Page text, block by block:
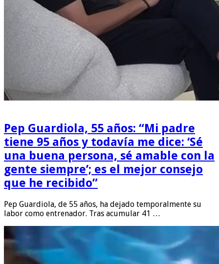
Pep Guardiola, 55 años: “Mi padre
tiene 95 años y todavía me dice: ‘Sé
una buena persona, sé amable con la
gente siempre’; es el mejor consejo
que he recibido”
Pep Guardiola, de 55 años, ha dejado temporalmente su
labor como entrenador. Tras acumular 41 …